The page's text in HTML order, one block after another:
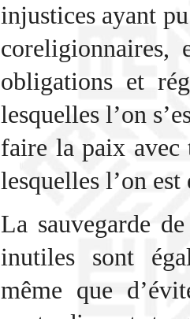
injustices ayant pu
coreligionnaires,
obligations et
lesquelles l’on
faire la paix avec
lesquelles l’on
La sauvegarde
inutiles sont
même que